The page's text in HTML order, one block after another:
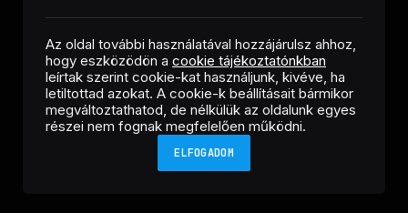
FacebookLinkedInX
(Twitter)
RSS
Copyright © 2026 Helló Sajtó! Üzleti Sajtószolgálat
Az oldal további használatával hozzájárulsz ahhoz,
hogy eszközödön a cookie tájékoztatónkban
leírtak szerint cookie-kat használjunk, kivéve, ha
letiltottad azokat. A cookie-k beállításait bármikor
megváltoztathatod, de nélkülük az oldalunk egyes
részei nem fognak megfelelően működni.
ELFOGADOM